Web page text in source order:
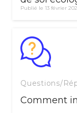
Publié le 13 février
Questions/
Comment